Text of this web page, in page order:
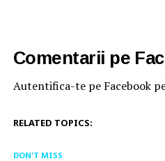
Comentarii pe
Autentifica-te pe Facebook
RELATED TOPICS:
DON'T MISS